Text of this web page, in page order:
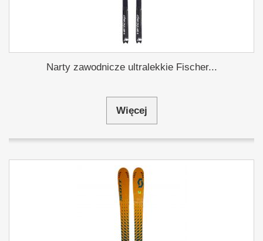
Narty zawodnicze ultralekkie Fischer...
Więcej